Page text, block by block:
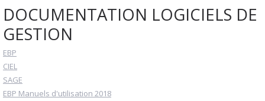
DOCUMENTATION LOGICIELS DE
GESTION
EBP
CIEL
SAGE
EBP Manuels d'utilisation 2018